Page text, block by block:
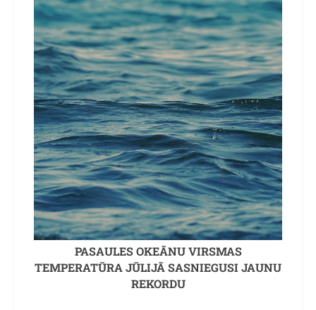
PASAULES OKEĀNU VIRSMAS
TEMPERATŪRA JŪLIJĀ SASNIEGUSI JAUNU
REKORDU